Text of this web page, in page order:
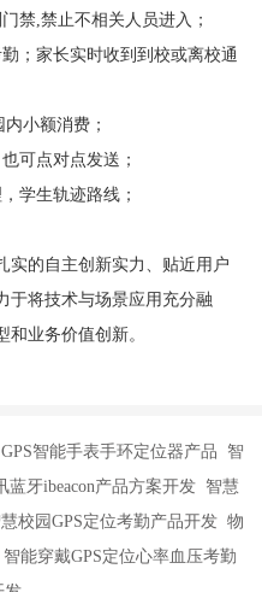
禁,禁止不相关人员进入；
；家长实时收到到校或离校通
小额消费；
可点对点发送；
学生轨迹路线；
实的自主创新实力、贴近用户
于将技术与场景应用充分融
业务价值创新。
智能手表手环定位器产品 智
牙ibeacon产品方案开发 智慧
校园GPS定位考勤产品开发 物
能穿戴GPS定位心率血压考勤